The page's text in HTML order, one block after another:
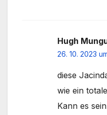
Hugh
26. 10. 2023
diese
wie ein
Kann es